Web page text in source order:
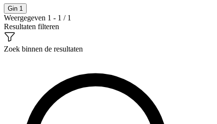
Gin 1
Weergegeven 1 - 1 / 1
Resultaten filteren
Zoek binnen de resultaten